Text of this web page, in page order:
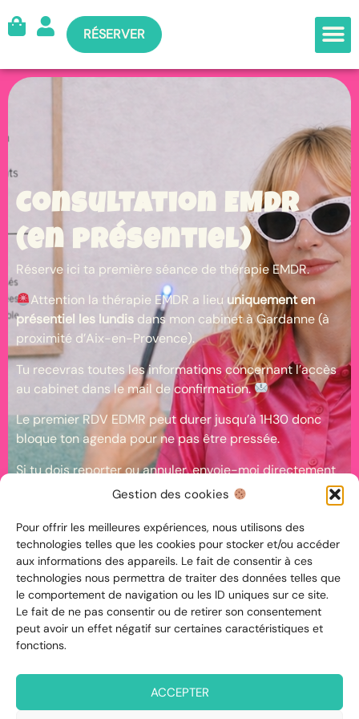
Gestion des cookies
Pour offrir les meilleures expériences, nous utilisons des
technologies telles que les cookies pour stocker et/ou accéder
aux informations des appareils. Le fait de consentir à ces
technologies nous permettra de traiter des données telles que
le comportement de navigation ou les ID uniques sur ce site.
Le fait de ne pas consentir ou de retirer son consentement
peut avoir un effet négatif sur certaines caractéristiques et
fonctions.
ACCEPTER
RÉSERVER
Consultation EMDR
(en présentiel)
Réserve ici ta première séance de thérapie EMDR.
Attention la thérapie EMDR a lieu uniquement en
présentiel les lundis dans mon cabinet à Gardanne (à
proximité d’Aix-en-Provence).
Tu recevras toutes les informations concernant l’accès
au cabinet dans le mail de confirmation.
Le premier RDV EDMR peut durer jusqu’à 1H30 donc
bloque ton agenda pour ne pas être pressée.
Si tu dois reporter ou annuler, envoie-moi directement
un message au 07 63 94 82 23.
Ça me permet de proposer ton créneau à quelqu’un en
liste d’attente.
Par respect pour mon temps (et le tien), toute séance
annulée moins de 24H à l’avance est due.